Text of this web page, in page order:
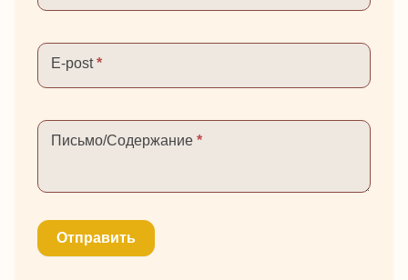
E-post*
Письмо/Содержание *
Отправить